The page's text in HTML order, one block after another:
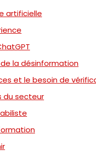
artificielle
de la désinformation
et le besoin de
du secteur